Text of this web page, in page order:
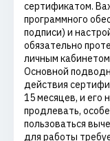
сертификатом.
программного
подписи) и
обязательно
личным
Основной
действия
15 месяцев, и его
продлевать,
пользоваться
для работы